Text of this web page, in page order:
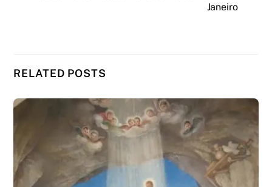
Janeiro
RELATED POSTS